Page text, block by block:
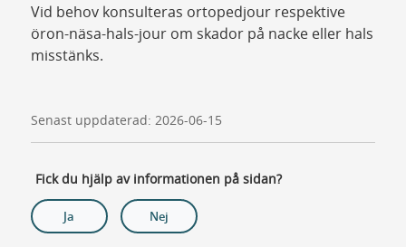
Vid behov konsulteras ortopedjour respektive
öron-näsa-hals-jour om skador på nacke eller hals
misstänks.
Senast uppdaterad: 2026-06-15
Fick du hjälp av informationen på sidan?
Ja Nej